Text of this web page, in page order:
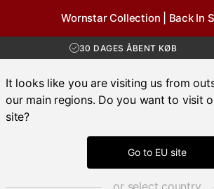
Wornstar Collection | Back In
GRATIS FRAGT VED KØB OVER
30 DAGES ÅBENT KØB
HURTIG LEVERING 3 – 5 DAGE
It looks like you are visiting us from
our main regions. Do you want to visit
site?
Go to EU site
or select country